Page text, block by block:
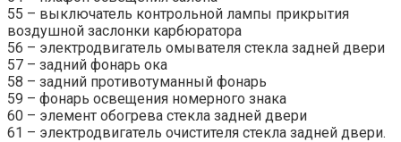
55 – выключатель контрольной лампы прикрытия
воздушной заслонки карбюратора
56 – электродвигатель омывателя стекла задней двери
57 – задний фонарь ока
58 – задний противотуманный фонарь
59 – фонарь освещения номерного знака
60 – элемент обогрева стекла задней двери
61 – электродвигатель очистителя стекла задней двери.